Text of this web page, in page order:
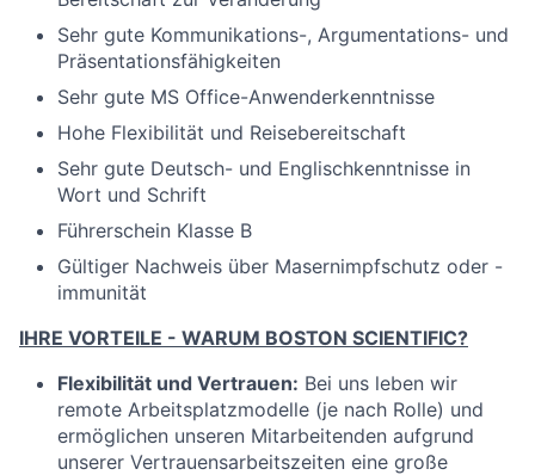
Sehr gute Kommunikations-, Argumentations- und
Präsentationsfähigkeiten
Sehr gute MS Office-Anwenderkenntnisse
Hohe Flexibilität und Reisebereitschaft
Sehr gute Deutsch- und Englischkenntnisse in
Wort und Schrift
Führerschein Klasse B
Gültiger Nachweis über Masernimpfschutz oder -
immunität
IHRE VORTEILE - WARUM BOSTON SCIENTIFIC?
Flexibilität und Vertrauen: Bei uns leben wir
remote Arbeitsplatzmodelle (je nach Rolle) und
ermöglichen unseren Mitarbeitenden aufgrund
unserer Vertrauensarbeitszeiten eine große